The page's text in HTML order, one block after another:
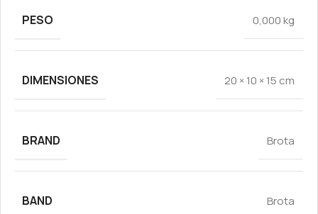
PESO
0,000 kg
DIMENSIONES 20 × 10 × 15 cm
BRAND Brota
BAND Brota